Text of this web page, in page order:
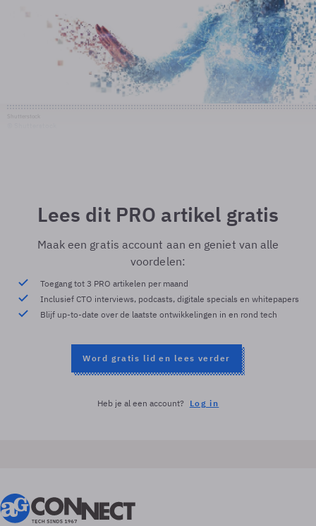
Lees dit PRO artikel gratis
Maak een gratis account aan en geniet van alle
voordelen:
Toegang tot 3 PRO artikelen per maand
Inclusief CTO interviews, podcasts, digitale specials en whitepapers
Blijf up-to-date over de laatste ontwikkelingen in en rond tech
Word gratis lid en lees verder
Heb je al een account? Log in